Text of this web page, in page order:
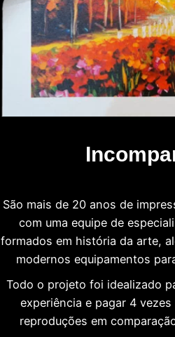
São mais de 20 anos de
com uma equipe de
formados em história da arte,
modernos equipamentos
Todo o projeto foi idealizado
experiência e pagar 4
reproduções em